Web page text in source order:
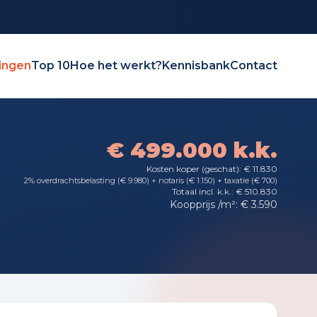
Top 10Hoe het werkt?KennisbankContact
€ 499.000 k.k.
Kosten koper (geschat): € 11.830
2% overdrachtsbelasting (€ 9.980) + notaris (€ 1.150) + taxatie (€ 700)
Totaal incl. k.k.: € 510.830
Koopprijs /m²: € 3.590